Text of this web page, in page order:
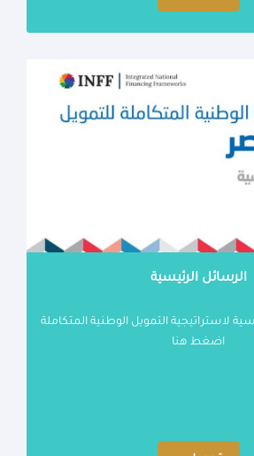
الرسائل الرئيسية
لاستراتيجية التمويل الوطنية المتكاملة
اضغط هنا